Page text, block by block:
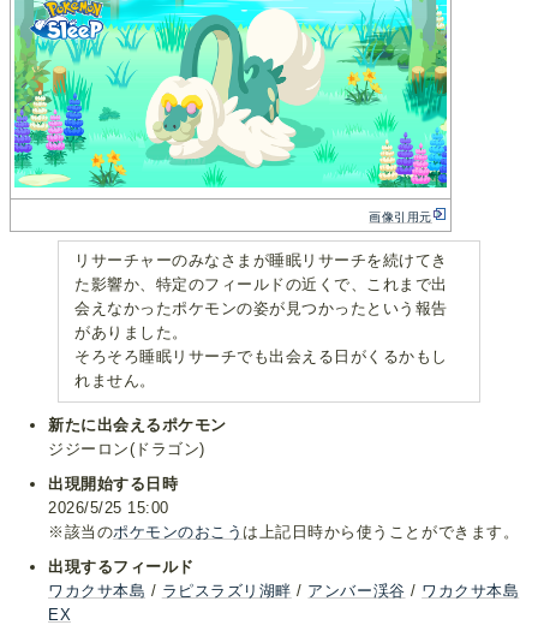
画像引用元
リサーチャーのみなさまが睡眠リサーチを続けてき
た影響か、特定のフィールドの近くで、これまで出
会えなかったポケモンの姿が見つかったという報告
がありました。
そろそろ睡眠リサーチでも出会える日がくるかもし
れません。
新たに出会えるポケモン
ジジーロン(ドラゴン)
出現開始する日時
2026/5/25 15:00
※該当のポケモンのおこう は上記日時から使うことができます。
出現するフィールド
ワカクサ本島 / ラピスラズリ湖畔 / アンバー渓谷 / ワカクサ本島
EX